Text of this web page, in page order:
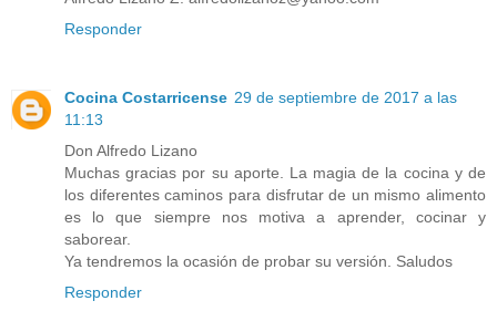
Responder
Cocina Costarricense 29 de septiembre de 2017 a las
11:13
Don Alfredo Lizano
Muchas gracias por su aporte. La magia de la cocina y de
los diferentes caminos para disfrutar de un mismo alimento
es lo que siempre nos motiva a aprender, cocinar y
saborear.
Ya tendremos la ocasión de probar su versión. Saludos
Responder